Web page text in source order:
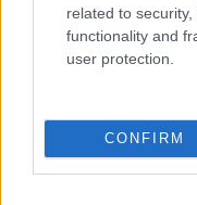
related to
functionality and
user protection.
CONFIRM